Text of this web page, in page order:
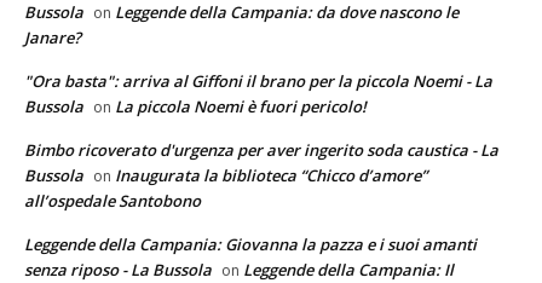
Bussola on Leggende della Campania: da dove nascono le
Janare?
"Ora basta": arriva al Giffoni il brano per la piccola Noemi - La
Bussola on La piccola Noemi è fuori pericolo!
Bimbo ricoverato d'urgenza per aver ingerito soda caustica - La
Bussola on Inaugurata la biblioteca “Chicco d’amore”
all’ospedale Santobono
Leggende della Campania: Giovanna la pazza e i suoi amanti
senza riposo - La Bussola on Leggende della Campania: Il